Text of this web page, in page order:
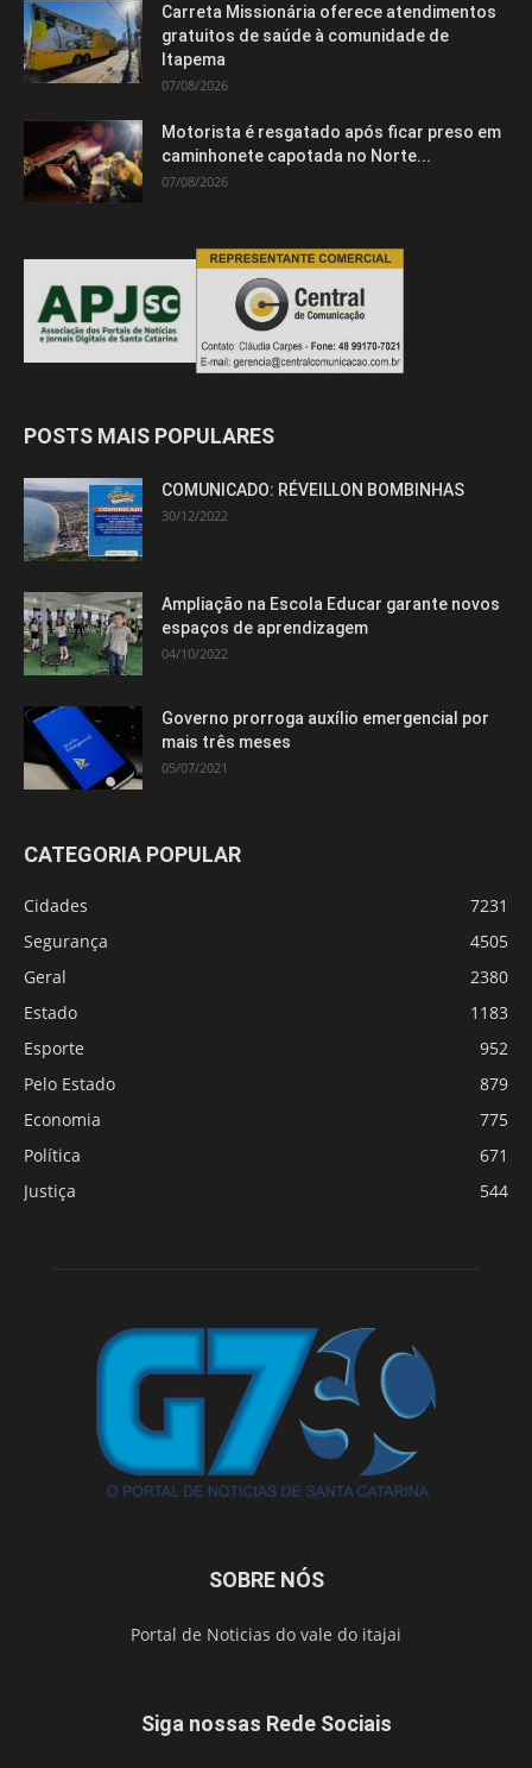
Carreta Missionária oferece atendimentos
gratuitos de saúde à comunidade de
Itapema
07/08/2026
Motorista é resgatado após ficar preso em
caminhonete capotada no Norte...
07/08/2026
POSTS MAIS POPULARES
COMUNICADO: RÉVEILLON BOMBINHAS
30/12/2022
Ampliação na Escola Educar garante novos
espaços de aprendizagem
04/10/2022
Governo prorroga auxílio emergencial por
mais três meses
05/07/2021
CATEGORIA POPULAR
Cidades
7231
Segurança
4505
Geral
2380
Estado
1183
Esporte
952
Pelo Estado
879
Economia
775
Política
671
Justiça
544
SOBRE NÓS
Portal de Noticias do vale do itajai
Siga nossas Rede Sociais